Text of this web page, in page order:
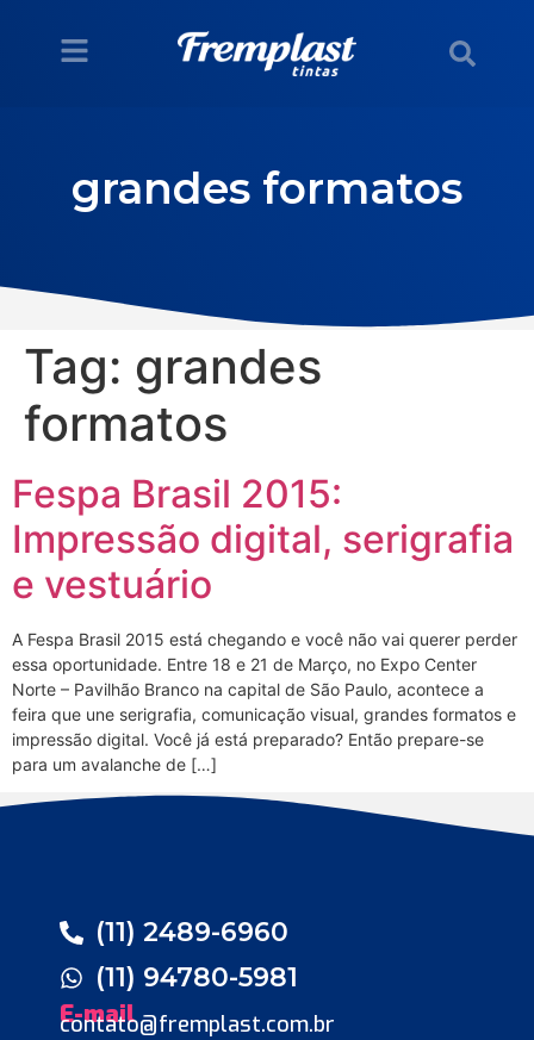
grandes formatos
Tag: grandes
formatos
Fespa Brasil 2015:
Impressão digital, serigrafia
e vestuário
A Fespa Brasil 2015 está chegando e você não vai querer perder
essa oportunidade. Entre 18 e 21 de Março, no Expo Center
Norte – Pavilhão Branco na capital de São Paulo, acontece a
feira que une serigrafia, comunicação visual, grandes formatos e
impressão digital. Você já está preparado? Então prepare-se
para um avalanche de […]
(11) 2489-6960
(11) 94780-5981
E-mail
contato@fremplast.com.br